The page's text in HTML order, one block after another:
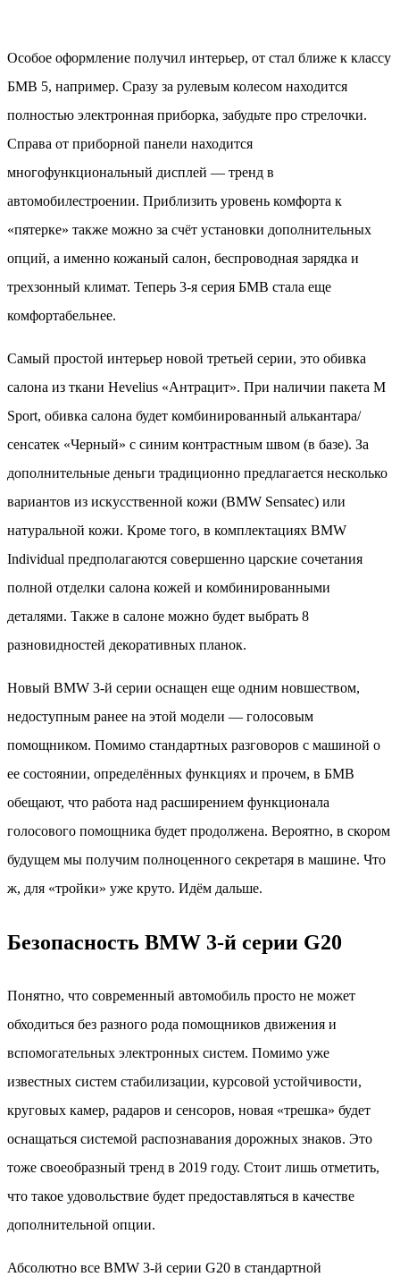
Особое оформление получил интерьер, от стал ближе к классу
БМВ 5, например. Сразу за рулевым колесом находится
полностью электронная приборка, забудьте про стрелочки.
Справа от приборной панели находится
многофункциональный дисплей — тренд в
автомобилестроении. Приблизить уровень комфорта к
«пятерке» также можно за счёт установки дополнительных
опций, а именно кожаный салон, беспроводная зарядка и
трехзонный климат. Теперь 3-я серия БМВ стала еще
комфортабельнее.
Самый простой интерьер новой третьей серии, это обивка
салона из ткани Hevelius «Антрацит». При наличии пакета M
Sport, обивка салона будет комбинированный алькантара/
сенсатек «Черный» с синим контрастным швом (в базе). За
дополнительные деньги традиционно предлагается несколько
вариантов из искусственной кожи (BMW Sensatec) или
натуральной кожи. Кроме того, в комплектациях BMW
Individual предполагаются совершенно царские сочетания
полной отделки салона кожей и комбинированными
деталями. Также в салоне можно будет выбрать 8
разновидностей декоративных планок.
Новый BMW 3-й серии оснащен еще одним новшеством,
недоступным ранее на этой модели — голосовым
помощником. Помимо стандартных разговоров с машиной о
ее состоянии, определённых функциях и прочем, в БМВ
обещают, что работа над расширением функционала
голосового помощника будет продолжена. Вероятно, в скором
будущем мы получим полноценного секретаря в машине. Что
ж, для «тройки» уже круто. Идём дальше.
Безопасность BMW 3-й серии G20
Понятно, что современный автомобиль просто не может
обходиться без разного рода помощников движения и
вспомогательных электронных систем. Помимо уже
известных систем стабилизации, курсовой устойчивости,
круговых камер, радаров и сенсоров, новая «трешка» будет
оснащаться системой распознавания дорожных знаков. Это
тоже своеобразный тренд в 2019 году. Стоит лишь отметить,
что такое удовольствие будет предоставляться в качестве
дополнительной опции.
Абсолютно все BMW 3-й серии G20 в стандартной